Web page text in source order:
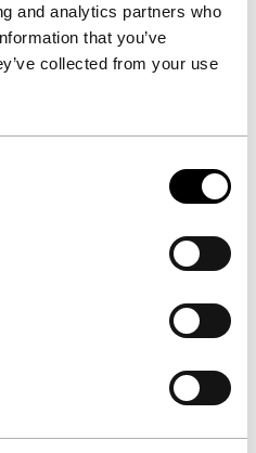
and analytics partners who
that you’ve
collected from your use